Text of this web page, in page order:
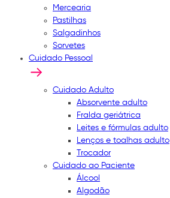
Mercearia
Pastilhas
Salgadinhos
Sorvetes
Cuidado Pessoal
Cuidado Adulto
Absorvente adulto
Fralda geriátrica
Leites e fórmulas adulto
Lenços e toalhas adulto
Trocador
Cuidado ao Paciente
Álcool
Algodão